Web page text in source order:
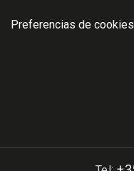
Preferencias de cookies